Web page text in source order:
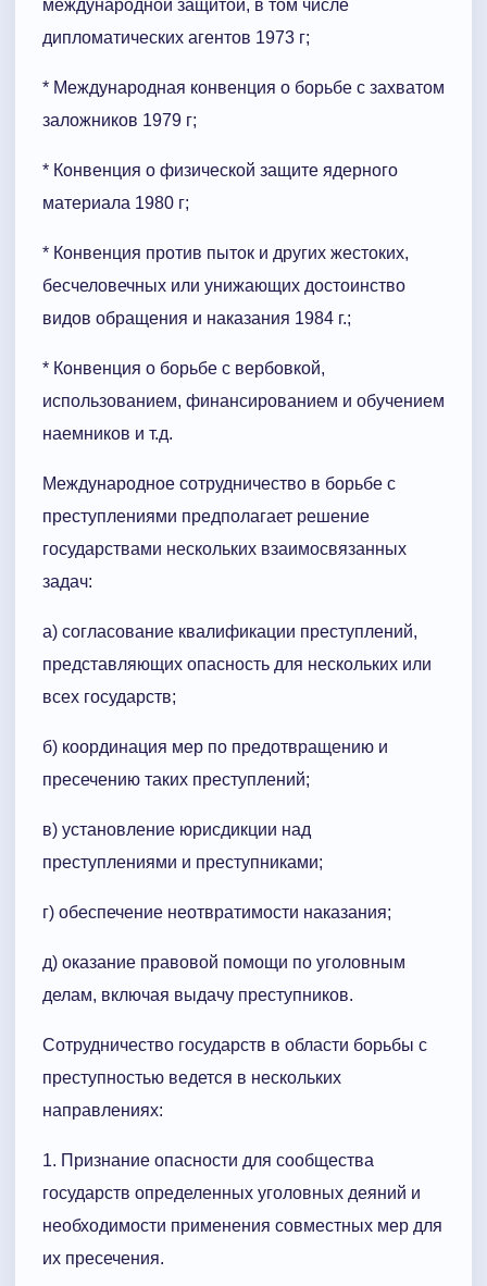
международной защитой, в том числе
дипломатических агентов 1973 г;
* Международная конвенция о борьбе с захватом
заложников 1979 г;
* Конвенция о физической защите ядерного
материала 1980 г;
* Конвенция против пыток и других жестоких,
бесчеловечных или уни­жающих достоинство
видов обращения и наказания 1984 г.;
* Конвенция о борьбе с вербовкой,
использованием, финансированием и обучением
наемников и т.д.
Международное сотрудничество в борьбе с
преступлениями предполагает решение
государствами нескольких взаимосвязанных
задач:
а) согласование квалификации преступлений,
представляющих опасность для нескольких или
всех государств;
б) координация мер по предотвращению и
пресечению таких преступлений;
в) установление юрисдикции над
преступлениями и преступниками;
г) обеспечение неотвратимости наказания;
д) оказание правовой помощи по уголовным
делам, включая выдачу пре­ступников.
Сотрудничество государств в области борьбы с
преступностью ведется в нескольких
направлениях:
1. Признание опасности для сообщества
государств определенных уголовных деяний и
необходимости применения совместных мер для
их пресечения.